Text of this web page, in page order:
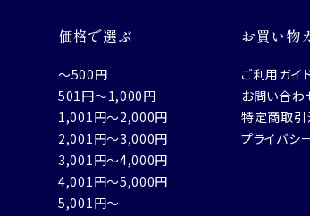
価格で選ぶ
～500円
501円～1,000円
1,001円～2,000円
2,001円～3,000円
3,001円～4,000円
4,001円～5,000円
5,001円～
お買い物
ご利用ガイ
お問い合わ
特定商取引
プライバシ